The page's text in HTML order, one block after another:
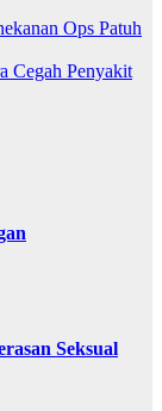
Ops Patuh
Cegah Penyakit
Seksual